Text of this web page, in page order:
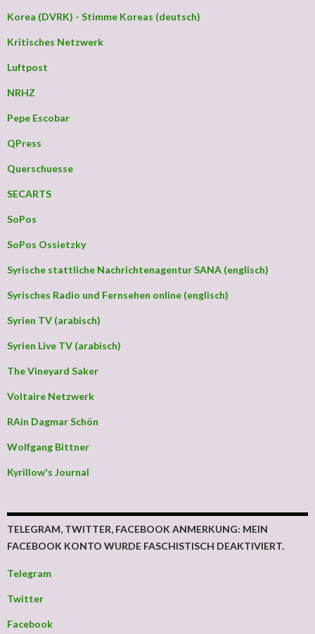
Korea (DVRK) - Stimme Koreas (deutsch)
Kritisches Netzwerk
Luftpost
NRHZ
Pepe Escobar
QPress
Querschuesse
SECARTS
SoPos
SoPos Ossietzky
Syrische stattliche Nachrichtenagentur SANA (englisch)
Syrisches Radio und Fernsehen online (englisch)
Syrien TV (arabisch)
Syrien Live TV (arabisch)
The Vineyard Saker
Voltaire Netzwerk
RAin Dagmar Schön
Wolfgang Bittner
Kyrillow's Journal
TELEGRAM, TWITTER, FACEBOOK ANMERKUNG: MEIN
FACEBOOK KONTO WURDE FASCHISTISCH DEAKTIVIERT.
Telegram
Twitter
Facebook